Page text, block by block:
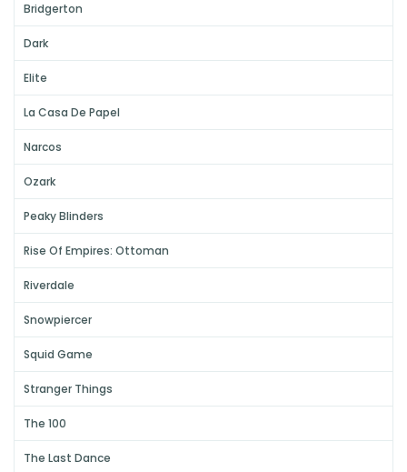
Bridgerton
Dark
Elite
La Casa De Papel
Narcos
Ozark
Peaky Blinders
Rise Of Empires: Ottoman
Riverdale
Snowpiercer
Squid Game
Stranger Things
The 100
The Last Dance